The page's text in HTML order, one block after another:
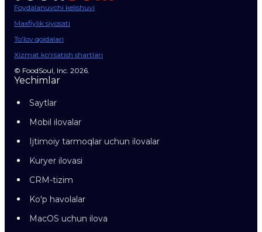
Foydalanuvchi kelishuvi
Maxfiylik siyosati
To'lov qoidalari
Xizmat ko‘rsatish shartlari
© FoodSoul, Inc. 2026.
Yechimlar
Saytlar
Mobil ilovalar
Ijtimoiy tarmoqlar uchun ilovalar
Kuryer ilovasi
CRM-tizim
Ko'p havolalar
MacOS uchun ilova